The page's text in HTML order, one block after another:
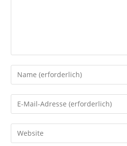
Gib
deinen
Namen
oder
zum
Kommentieren
Gib
deine
E-
Mail-
Gib
deine